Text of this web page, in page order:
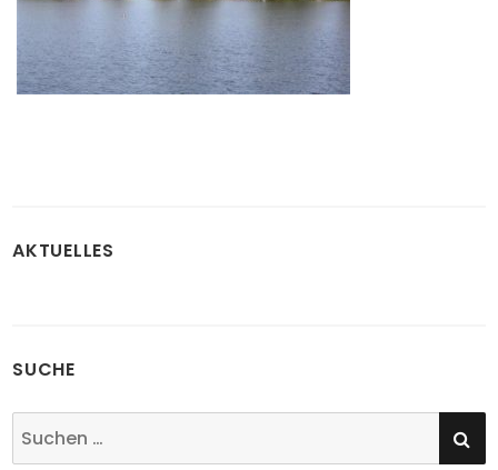
AKTUELLES
SUCHE
Suchen
nach: